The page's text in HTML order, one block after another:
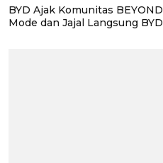
BYD Ajak Komunitas
Mode dan Jajal Langsung